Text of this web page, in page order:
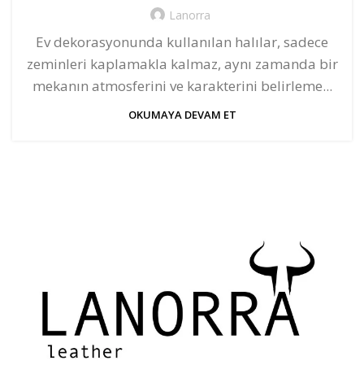
Lanorra
Ev dekorasyonunda kullanılan halılar, sadece
zeminleri kaplamakla kalmaz, aynı zamanda bir
mekanın atmosferini ve karakterini belirleme...
OKUMAYA DEVAM ET